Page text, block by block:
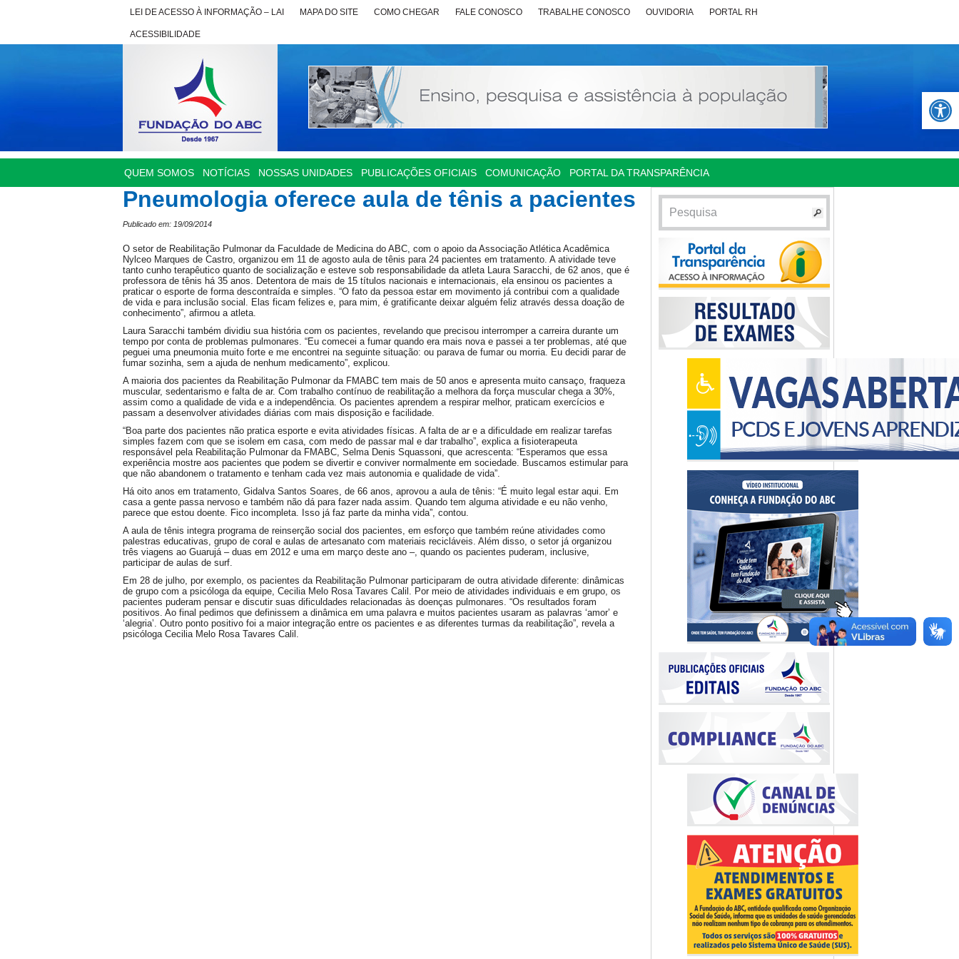
Abrir
LEI DE ACESSO À INFORMAÇÃO – LAI MAPA DO SITE COMO CHEGAR FALE CONOSCO TRABALHE CONOSCO OUVIDORIA PORTAL RH
ACESSIBILIDADE
QUEM SOMOS NOTÍCIAS NOSSAS UNIDADES PUBLICAÇÕES OFICIAIS COMUNICAÇÃO PORTAL DA TRANSPARÊNCIA
Pneumologia oferece aula de tênis a pacientes
Publicado em: 19/09/2014
O setor de Reabilitação Pulmonar da Faculdade de Medicina do ABC, com o apoio da Associação Atlética Acadêmica
Nylceo Marques de Castro, organizou em 11 de agosto aula de tênis para 24 pacientes em tratamento. A atividade teve
tanto cunho terapêutico quanto de socialização e esteve sob responsabilidade da atleta Laura Saracchi, de 62 anos, que é
professora de tênis há 35 anos. Detentora de mais de 15 títulos nacionais e internacionais, ela ensinou os pacientes a
praticar o esporte de forma descontraída e simples. “O fato da pessoa estar em movimento já contribui com a qualidade
de vida e para inclusão social. Elas ficam felizes e, para mim, é gratificante deixar alguém feliz através dessa doação de
conhecimento”, afirmou a atleta.
Laura Saracchi também dividiu sua história com os pacientes, revelando que precisou interromper a carreira durante um
tempo por conta de problemas pulmonares. “Eu comecei a fumar quando era mais nova e passei a ter problemas, até que
peguei uma pneumonia muito forte e me encontrei na seguinte situação: ou parava de fumar ou morria. Eu decidi parar de
fumar sozinha, sem a ajuda de nenhum medicamento”, explicou.
A maioria dos pacientes da Reabilitação Pulmonar da FMABC tem mais de 50 anos e apresenta muito cansaço, fraqueza
muscular, sedentarismo e falta de ar. Com trabalho contínuo de reabilitação a melhora da força muscular chega a 30%,
assim como a qualidade de vida e a independência. Os pacientes aprendem a respirar melhor, praticam exercícios e
passam a desenvolver atividades diárias com mais disposição e facilidade.
“Boa parte dos pacientes não pratica esporte e evita atividades físicas. A falta de ar e a dificuldade em realizar tarefas
simples fazem com que se isolem em casa, com medo de passar mal e dar trabalho”, explica a fisioterapeuta
responsável pela Reabilitação Pulmonar da FMABC, Selma Denis Squassoni, que acrescenta: “Esperamos que essa
experiência mostre aos pacientes que podem se divertir e conviver normalmente em sociedade. Buscamos estimular para
que não abandonem o tratamento e tenham cada vez mais autonomia e qualidade de vida”.
Há oito anos em tratamento, Gidalva Santos Soares, de 66 anos, aprovou a aula de tênis: “É muito legal estar aqui. Em
casa a gente passa nervoso e também não dá para fazer nada assim. Quando tem alguma atividade e eu não venho,
parece que estou doente. Fico incompleta. Isso já faz parte da minha vida”, contou.
A aula de tênis integra programa de reinserção social dos pacientes, em esforço que também reúne atividades como
palestras educativas, grupo de coral e aulas de artesanato com materiais recicláveis. Além disso, o setor já organizou
três viagens ao Guarujá – duas em 2012 e uma em março deste ano –, quando os pacientes puderam, inclusive,
participar de aulas de surf.
Em 28 de julho, por exemplo, os pacientes da Reabilitação Pulmonar participaram de outra atividade diferente: dinâmicas
de grupo com a psicóloga da equipe, Cecilia Melo Rosa Tavares Calil. Por meio de atividades individuais e em grupo, os
pacientes puderam pensar e discutir suas dificuldades relacionadas às doenças pulmonares. “Os resultados foram
positivos. Ao final pedimos que definissem a dinâmica em uma palavra e muitos pacientes usaram as palavras ‘amor’ e
‘alegria’. Outro ponto positivo foi a maior integração entre os pacientes e as diferentes turmas da reabilitação”, revela a
psicóloga Cecilia Melo Rosa Tavares Calil.